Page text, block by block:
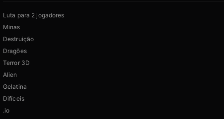
Luta para 2 jogadores
Minas
Destruição
Dragões
Terror 3D
Alien
Gelatina
Difíceis
.io